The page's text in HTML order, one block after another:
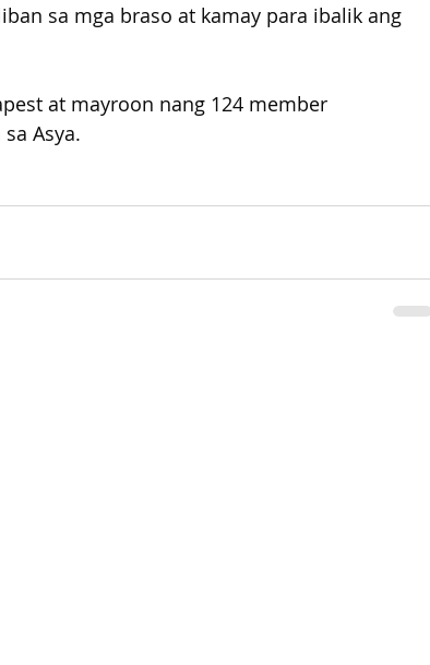
sa mga braso at kamay para ibalik ang
at mayroon nang 124 member
Asya.